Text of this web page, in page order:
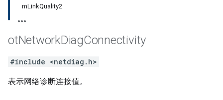
mLinkQuality2
otNetworkDiagConnectivity
#include <netdiag.h>
表示网络诊断连接值。